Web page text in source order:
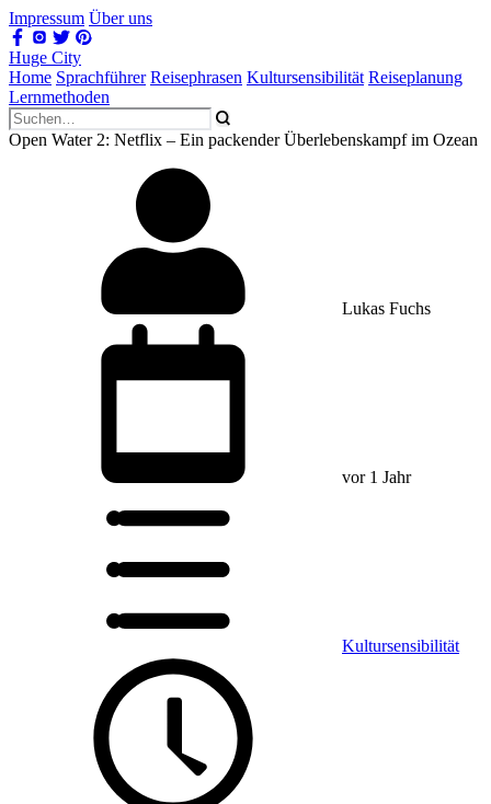
Impressum Über uns
Huge City
Home Sprachführer Reisephrasen Kultursensibilität Reiseplanung
Lernmethoden
Open Water 2: Netflix – Ein packender Überlebenskampf im Ozean
Lukas Fuchs
vor 1 Jahr
Kultursensibilität